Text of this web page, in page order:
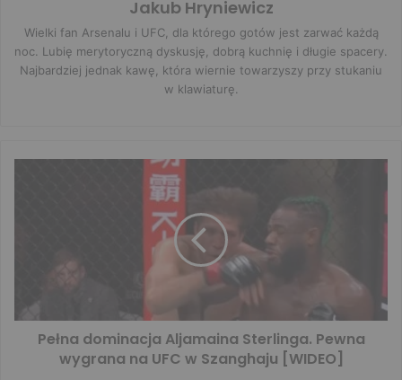
Jakub Hryniewicz
Wielki fan Arsenalu i UFC, dla którego gotów jest zarwać każdą
noc. Lubię merytoryczną dyskusję, dobrą kuchnię i długie spacery.
Najbardziej jednak kawę, która wiernie towarzyszy przy stukaniu
w klawiaturę.
Pełna dominacja Aljamaina Sterlinga. Pewna
wygrana na UFC w Szanghaju [WIDEO]